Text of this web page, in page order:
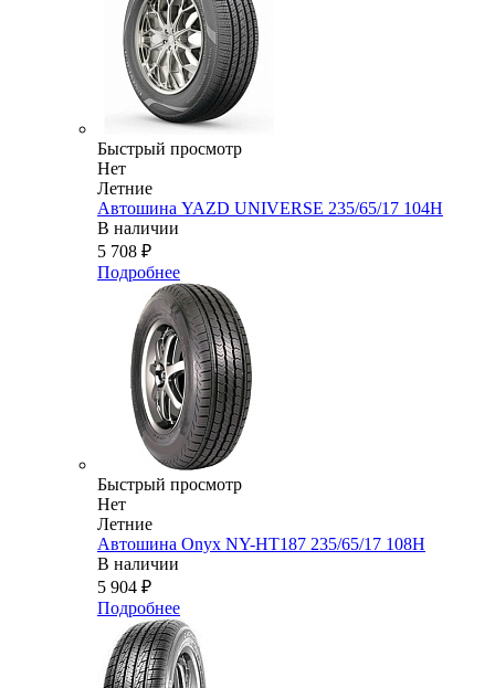
Быстрый просмотр
Нет
Летние
Автошина YAZD UNIVERSE 235/65/17 104H
В наличии
5 708 ₽
Подробнее
Быстрый просмотр
Нет
Летние
Автошина Onyx NY-HT187 235/65/17 108H
В наличии
5 904 ₽
Подробнее